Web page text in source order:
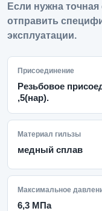
Если нужна
отправить
эксплуатации.
Присоединение
Резьбовое
,5(нар).
Материал гильзы
медный сплав
Максимальное
6,3 МПа